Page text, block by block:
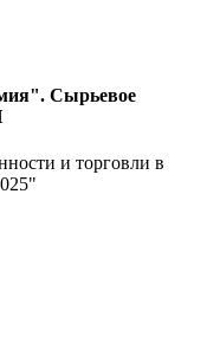
Сырьевое
и торговли в